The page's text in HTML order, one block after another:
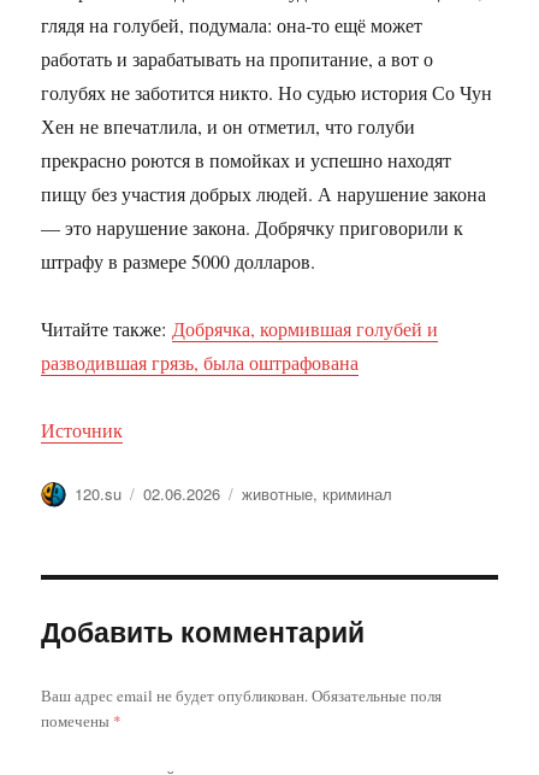
глядя на голубей, подумала: она-то ещё может
работать и зарабатывать на пропитание, а вот о
голубях не заботится никто. Но судью история Со Чун
Хен не впечатлила, и он отметил, что голуби
прекрасно роются в помойках и успешно находят
пищу без участия добрых людей. А нарушение закона
— это нарушение закона. Добрячку приговорили к
штрафу в размере 5000 долларов.
Читайте также: Добрячка, кормившая голубей и
разводившая грязь, была оштрафована
Источник
Автор
120.su Опубликовано
02.06.2026 Метки
животные, криминал
Добавить комментарий
Ваш адрес email не будет опубликован.Обязательные поля
помечены *